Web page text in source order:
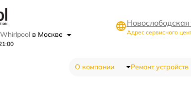
в Москве Адрес сервисного
О компании Ремонт устройств